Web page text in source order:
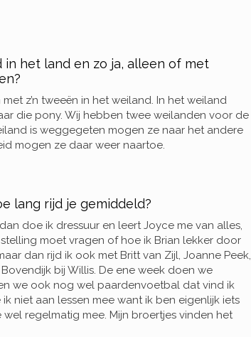
in het land en zo ja, alleen of met
met z’n tweeën in het weiland. In het weiland
die pony. Wij hebben twee weilanden voor de
is weggegeten mogen ze naar het andere
mogen ze daar weer naartoe.
lang rijd je gemiddeld?
doe ik dressuur en leert Joyce me van alles,
moet vragen of hoe ik Brian lekker door
dan rijd ik ook met Britt van Zijl, Joanne Peek,
bij Willis. De ene week doen we
we ook nog wel paardenvoetbal dat vind ik
niet aan lessen mee want ik ben eigenlijk iets
regelmatig mee. Mijn broertjes vinden het